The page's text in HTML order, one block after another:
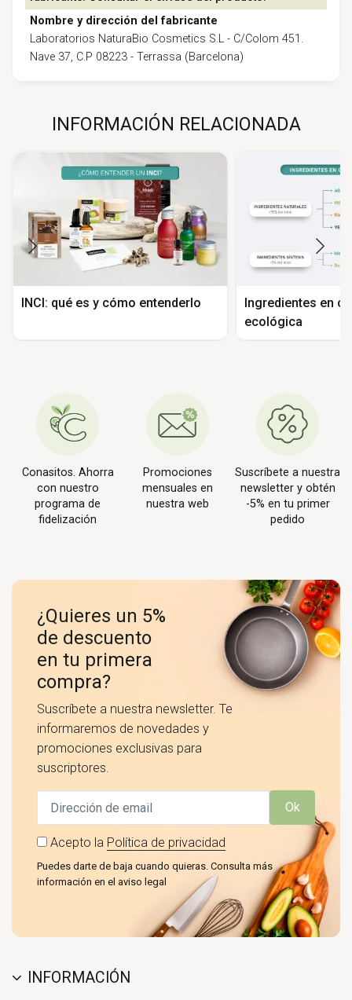
Nombre y dirección del fabricante
Laboratorios NaturaBio Cosmetics S.L - C/Colom 451.
Nave 37, C.P 08223 - Terrassa (Barcelona)
INFORMACIÓN RELACIONADA
INCI: qué es y cómo entenderlo
Ingredientes en
ecológica
Conasitos. Ahorra
con nuestro
programa de
fidelización
Promociones
mensuales en
nuestra web
Suscríbete a nuestra
newsletter y obtén
-5% en tu primer
pedido
¿Quieres un 5%
de descuento
en tu primera
compra?
Suscríbete a nuestra newsletter. Te
informaremos de novedades y
promociones exclusivas para
suscriptores.
Ok
Acepto la Política de privacidad
Puedes darte de baja cuando quieras. Consulta más
información en el aviso legal
INFORMACIÓN